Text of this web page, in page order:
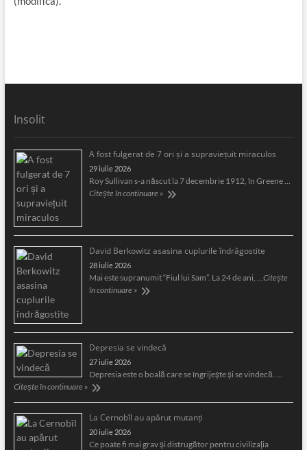
Insolit
A fost fulgerat de 7 ori şi a supravieţuit miraculos
29 iulie 2026
Roy Sullivan s-a născut la 7 decembrie 1912, în Greene …
Citește în continuare »
David Berkowitz asasina cuplurile îndrăgostite
28 iulie 2026
Mai este supranumit “Fiul lui Sam”. La 24 de ani, … Citește
în continuare »
Depresia se vindecă
27 iulie 2026
Depresia este o boală care se îngrijeşte şi se vindecă. …
Citește în continuare »
La Cernobîl au apărut mutanți
20 iulie 2026
Ce poate fi mai grav și distrugător pentru civilizația